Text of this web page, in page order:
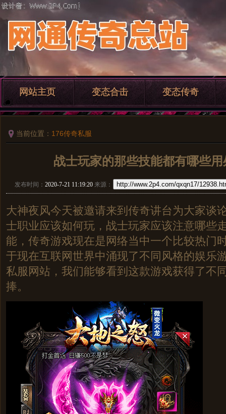
网站主页 变态合击 变态传奇
当前位置： 176传奇私服
战士玩家的那些技能都有哪些
发布时间：2020-7-21 11:19:20 来源： http://www.2p4.com/qxqn17/
大神夜风今天被邀请来到传奇讲台为大家谈
士职业应该如何玩，战士玩家应该注意哪些
能，传奇游戏现在是网络当中一个比较热门
于现在互联网世界中涌现了不同风格的娱乐
私服网站，我们能够看到这款游戏获得了不
捧。